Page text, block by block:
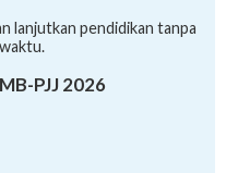
lanjutkan pendidikan tanpa
PJJ 2026